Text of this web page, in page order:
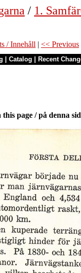
/ 1.
/ Innehåll | << Previous
Catalog Recent
this page / på denna